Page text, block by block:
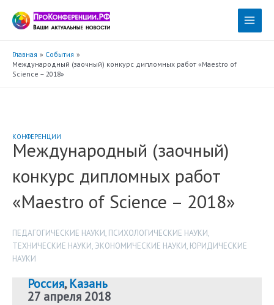
содержимому
Main
Главная
События
Международный (заочный) конкурс дипломных работ «Maestro of
Science – 2018»
КОНФЕРЕНЦИИ
Международный (заочный)
конкурс дипломных работ
«Maestro of Science – 2018»
ПЕДАГОГИЧЕСКИЕ НАУКИ, ПСИХОЛОГИЧЕСКИЕ НАУКИ,
ТЕХНИЧЕСКИЕ НАУКИ, ЭКОНОМИЧЕСКИЕ НАУКИ, ЮРИДИЧЕСКИЕ
НАУКИ
Россия,Казань
27 апреля 2018